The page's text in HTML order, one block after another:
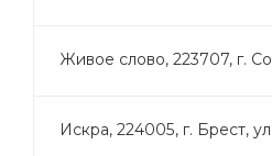
Живое слово, 223707, г.
Искра, 224005, г. Брест,